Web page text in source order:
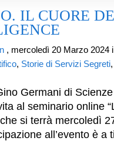
IL CUORE
, mercoledì 20 Marzo 2024
, Storie di Servizi Segreti
Germani di
al seminario online
si terrà mercoledì
all’evento è a